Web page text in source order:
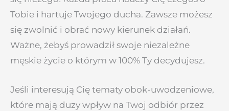
Tobie i hartuje Twojego ducha. Zawsze możesz
się zwolnić i obrać nowy kierunek działań.
Ważne, żebyś prowadził swoje niezależne
męskie życie o którym w 100% Ty decydujesz.
Jeśli interesują Cię tematy obok-uwodzeniowe,
które mają duzy wpływ na Twoj odbiór przez